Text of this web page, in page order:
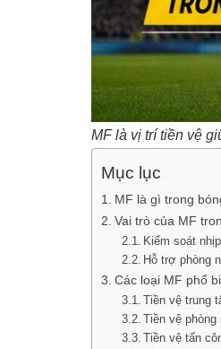
MF là vị trí tiền vệ
Mục lục
MF là gì trong
Vai trò của MF
Kiểm soát
Hỗ trợ phòng
Các loại MF phổ
Tiền vệ trung
Tiền vệ phòng
Tiền vệ tấn